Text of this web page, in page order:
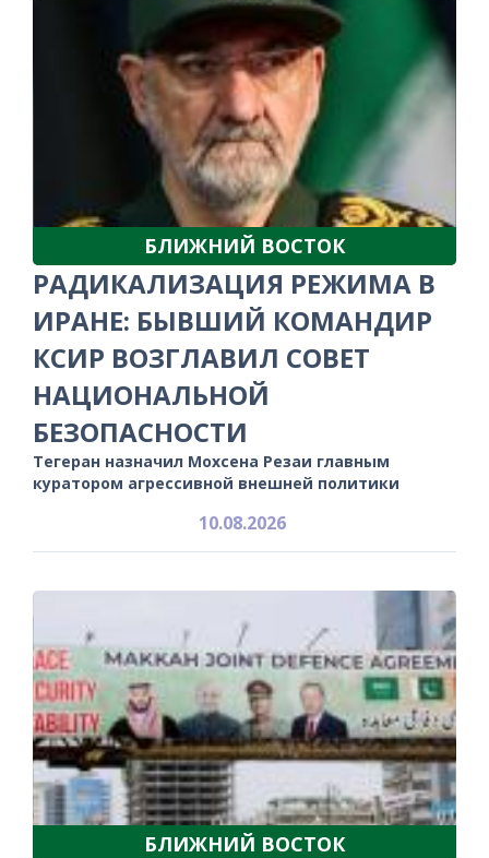
БЛИЖНИЙ ВОСТОК
РАДИКАЛИЗАЦИЯ РЕЖИМА В
ИРАНЕ: БЫВШИЙ КОМАНДИР
КСИР ВОЗГЛАВИЛ СОВЕТ
НАЦИОНАЛЬНОЙ
БЕЗОПАСНОСТИ
Тегеран назначил Мохсена Резаи главным
куратором агрессивной внешней политики
10.08.2026
БЛИЖНИЙ ВОСТОК